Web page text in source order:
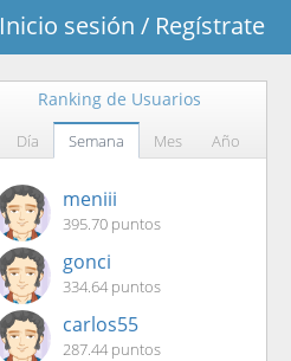
Inicio sesión / Regístrate
Ranking de Usuarios
Día Semana Mes Año
meniii
395.70 puntos
gonci
334.64 puntos
carlos55
287.44 puntos